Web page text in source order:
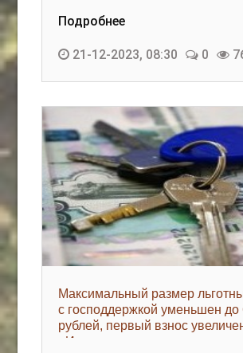
Подробнее
21-12-2023, 08:30 0
Максимальный размер
с господдержкой уменьшен до
рублей, первый взнос
«Ипотека»